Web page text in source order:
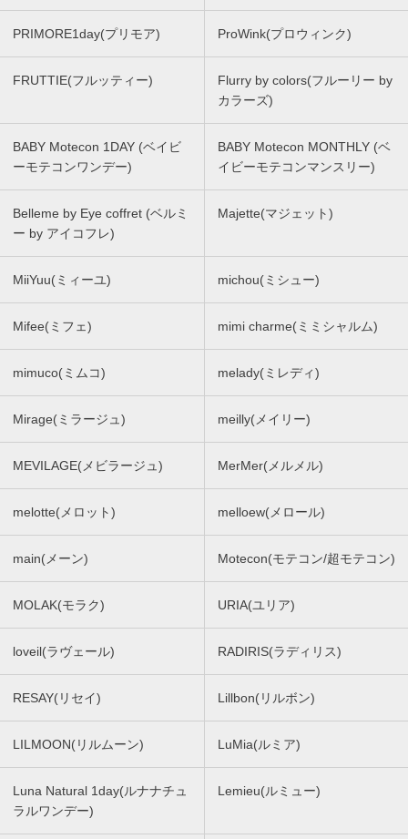
PRIMORE1day(プリモア) ProWink(プロウィンク)
FRUTTIE(フルッティー)
Flurry by colors(フルーリー by
カラーズ)
BABY Motecon 1DAY (ベイビ
ーモテコンワンデー)
BABY Motecon MONTHLY (ベ
イビーモテコンマンスリー)
Belleme by Eye coffret (ベルミ
ー by アイコフレ)
Majette(マジェット)
MiiYuu(ミィーユ) michou(ミシュー)
Mifee(ミフェ) mimi charme(ミミシャルム)
mimuco(ミムコ) melady(ミレディ)
Mirage(ミラージュ) meilly(メイリー)
MEVILAGE(メビラージュ) MerMer(メルメル)
melotte(メロット) melloew(メロール)
main(メーン) Motecon(モテコン/超モテコン)
MOLAK(モラク) URIA(ユリア)
loveil(ラヴェール) RADIRIS(ラディリス)
RESAY(リセイ) Lillbon(リルボン)
LILMOON(リルムーン) LuMia(ルミア)
Luna Natural 1day(ルナナチュ
ラルワンデー)
Lemieu(ルミュー)